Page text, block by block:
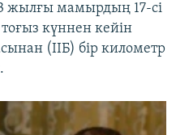
жылғы мамырдың 17-сі
күннен кейін
(ІІБ) бір километр